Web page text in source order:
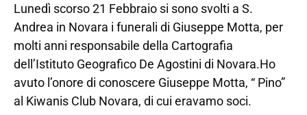
Lunedì scorso 21 Febbraio si sono svolti a S.
Andrea in Novara i funerali di Giuseppe Motta, per
molti anni responsabile della Cartografia
dell’Istituto Geografico De Agostini di Novara.Ho
avuto l’onore di conoscere Giuseppe Motta, “ Pino”
al Kiwanis Club Novara, di cui eravamo soci.